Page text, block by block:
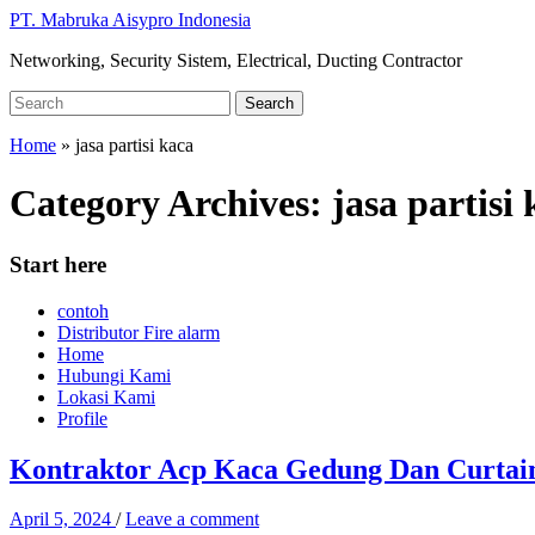
Skip
main
PT. Mabruka Aisypro Indonesia
Networking, Security Sistem, Electrical, Ducting Contractor
Search
for:
Search
Home » jasa partisi kaca
Category Archives: jasa partisi
Start here
contoh
Distributor Fire alarm
Home
Hubungi Kami
Lokasi Kami
Profile
Kontraktor Acp Kaca Gedung Dan
April 5, 2024 /Leave a comment